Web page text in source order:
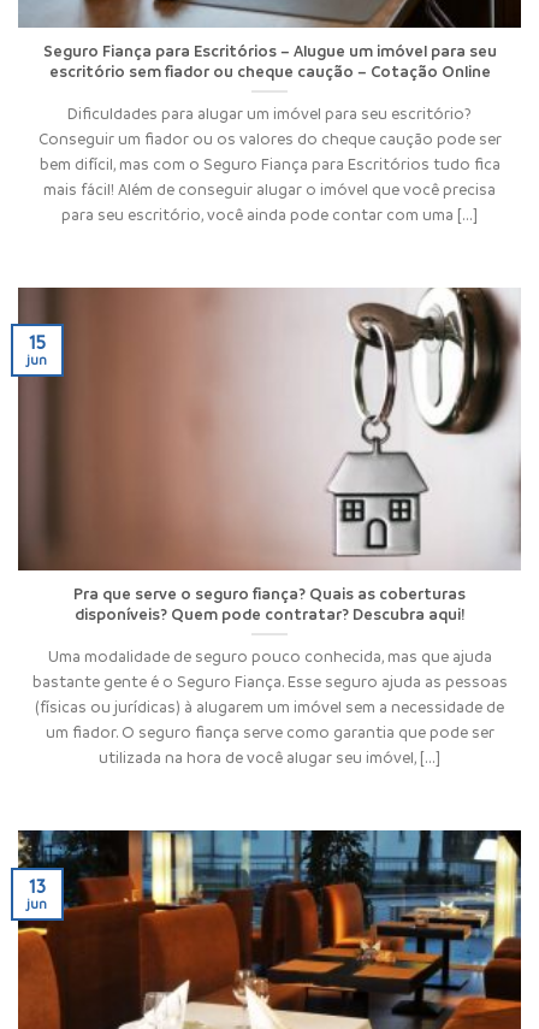
Seguro Fiança para Escritórios – Alugue um imóvel para seu
escritório sem fiador ou cheque caução – Cotação Online
Dificuldades para alugar um imóvel para seu escritório?
Conseguir um fiador ou os valores do cheque caução pode ser
bem difícil, mas com o Seguro Fiança para Escritórios tudo fica
mais fácil! Além de conseguir alugar o imóvel que você precisa
para seu escritório, você ainda pode contar com uma [...]
Pra que serve o seguro fiança? Quais as coberturas
disponíveis? Quem pode contratar? Descubra aqui!
Uma modalidade de seguro pouco conhecida, mas que ajuda
bastante gente é o Seguro Fiança. Esse seguro ajuda as pessoas
(físicas ou jurídicas) à alugarem um imóvel sem a necessidade de
um fiador. O seguro fiança serve como garantia que pode ser
utilizada na hora de você alugar seu imóvel, [...]
15
jun
13
jun